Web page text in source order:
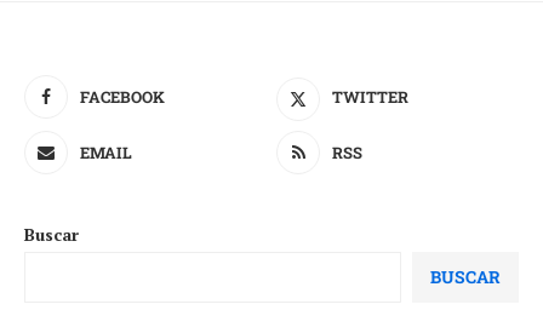
FACEBOOK TWITTER
EMAIL RSS
Buscar
BUSCAR